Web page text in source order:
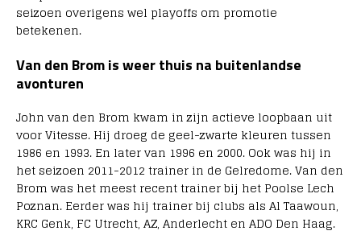
seizoen overigens wel playoffs om promotie
betekenen.
Van den Brom is weer thuis na buitenlandse
avonturen
John van den Brom kwam in zijn actieve loopbaan uit
voor Vitesse. Hij droeg de geel-zwarte kleuren tussen
1986 en 1993. En later van 1996 en 2000. Ook was hij in
het seizoen 2011-2012 trainer in de Gelredome. Van den
Brom was het meest recent trainer bij het Poolse Lech
Poznan. Eerder was hij trainer bij clubs als Al Taawoun,
KRC Genk, FC Utrecht, AZ, Anderlecht en ADO Den Haag.